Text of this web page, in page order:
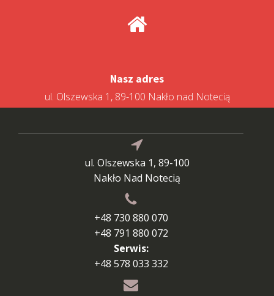
Nasz adres
ul. Olszewska 1, 89-100 Nakło nad Notecią
ul. Olszewska 1, 89-100
Nakło Nad Notecią
+48 730 880 070
+48 791 880 072
Serwis:
+48 578 033 332